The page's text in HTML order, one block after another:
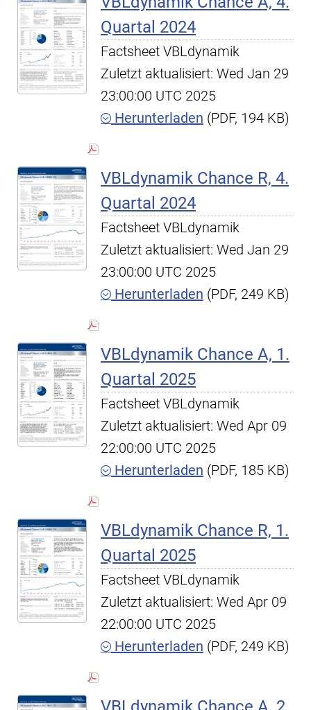
Quartal 2024
Factsheet VBLdynamik
Zuletzt aktualisiert: Wed Jan 29
23:00:00 UTC 2025
Herunterladen (PDF, 194 KB)
VBLdynamik Chance R, 4.
Quartal 2024
Factsheet VBLdynamik
Zuletzt aktualisiert: Wed Jan 29
23:00:00 UTC 2025
Herunterladen (PDF, 249 KB)
VBLdynamik Chance A, 1.
Quartal 2025
Factsheet VBLdynamik
Zuletzt aktualisiert: Wed Apr 09
22:00:00 UTC 2025
Herunterladen (PDF, 185 KB)
VBLdynamik Chance R, 1.
Quartal 2025
Factsheet VBLdynamik
Zuletzt aktualisiert: Wed Apr 09
22:00:00 UTC 2025
Herunterladen (PDF, 249 KB)